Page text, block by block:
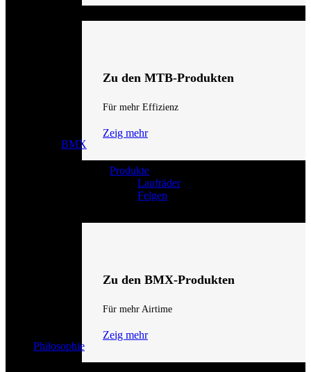
Zu den MTB-Produkten
Für mehr Effizienz
Zeig mehr
BMX
Produkte
Laufräder
Felgen
Zu den BMX-Produkten
Für mehr Airtime
Zeig mehr
Philosophie